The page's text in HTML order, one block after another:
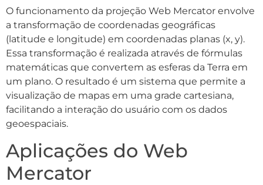
O funcionamento da projeção Web Mercator envolve
a transformação de coordenadas geográficas
(latitude e longitude) em coordenadas planas (x, y).
Essa transformação é realizada através de fórmulas
matemáticas que convertem as esferas da Terra em
um plano. O resultado é um sistema que permite a
visualização de mapas em uma grade cartesiana,
facilitando a interação do usuário com os dados
geoespaciais.
Aplicações do Web
Mercator